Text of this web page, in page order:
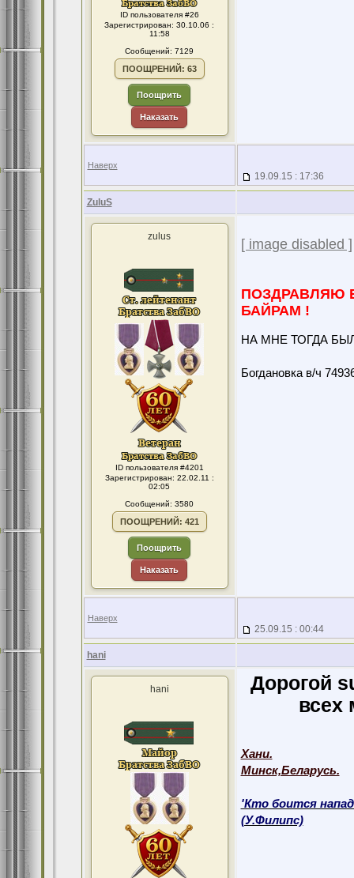
ID пользователя #26
Зарегистрирован: 30.10.06 :
11:58
Сообщений: 7129
ПООЩРЕНИЙ: 63
Поощрить
Наказать
Наверх
19.09.15 : 17:36
ZuluS
zulus
ID пользователя #4201
Зарегистрирован: 22.02.11 :
02:05
Сообщений: 3580
ПООЩРЕНИЙ: 421
Поощрить
Наказать
[ image disabled ]
ПОЗДРАВЛЯЮ
БАЙРАМ !
НА МНЕ ТОГДА
Богдановка в/ч
Наверх
25.09.15 : 00:44
hani
hani
Дорогой
всех
Хани.
Минск,Беларусь.
'Кто боится
(У.Филипс)